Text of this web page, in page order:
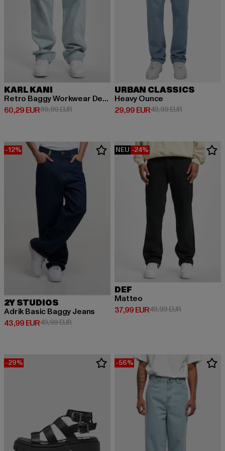
KARL KANI
Retro Baggy Workwear Denim Loose Fit
60,29 EUR
Derzeitiger Preis: 60,29 EUR
89,99 EURAktionspreis: 89,99 EUR
URBAN CLASSICS
Heavy Ounce
29,99 EUR
Derzeitiger Preis: 29,99 EUR
49,99 EURAktionspreis:
-12%
2Y STUDIOS
Adrik Basic Baggy Jeans
43,99 EUR
Derzeitiger Preis: 43,99 EUR
49,99 EURAktionspreis: 49,99 EUR
NEU -24%
DEF
Matteo
37,99 EUR
Derzeitiger Preis: 37,99 EUR
49,99 EURAktionspreis:
-29% -56%